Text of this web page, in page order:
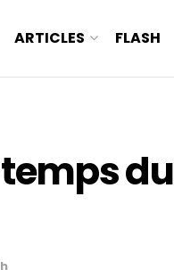
ARTICLES FLASH
du